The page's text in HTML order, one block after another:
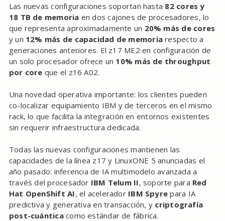
Las nuevas configuraciones soportan hasta 82 cores y
18 TB de memoria en dos cajones de procesadores, lo
que representa aproximadamente un 20% más de cores
y un 12% más de capacidad de memoria respecto a
generaciones anteriores. El z17 ME2 en configuración de
un solo procesador ofrece un 10% más de throughput
por core que el z16 A02.
Una novedad operativa importante: los clientes pueden
co-localizar equipamiento IBM y de terceros en el mismo
rack, lo que facilita la integración en entornos existentes
sin requerir infraestructura dedicada.
Todas las nuevas configuraciones mantienen las
capacidades de la línea z17 y LinuxONE 5 anunciadas el
año pasado: inferencia de IA multimodelo avanzada a
través del procesador IBM Telum II, soporte para Red
Hat OpenShift AI, el acelerador IBM Spyre para IA
predictiva y generativa en transacción, y criptografía
post-cuánticacomo estándar de fábrica.